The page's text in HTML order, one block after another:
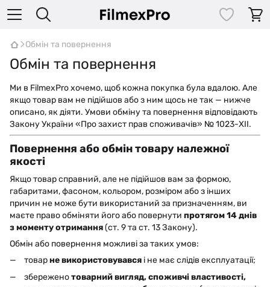
Обмін та повернення
Обмін та повернення
Ми в FilmexPro хочемо, щоб кожна покупка була вдалою. Але
якщо товар вам не підійшов або з ним щось не так — нижче
описано, як діяти. Умови обміну та повернення відповідають
Закону України «Про захист прав споживачів» № 1023-XII.
Повернення або обмін товару належної
якості
Якщо товар справний, але не підійшов вам за формою,
габаритами, фасоном, кольором, розміром або з інших
причин не може бути використаний за призначенням, ви
маєте право обміняти його або повернути протягом 14 днів
з моменту отримання(ст. 9 та ст. 13 Закону).
Обмін або повернення можливі за таких умов:
товарне використовувався і не має слідів експлуатації;
збереженотоварний вигляд, споживчі властивості,